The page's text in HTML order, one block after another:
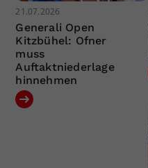
21.07.2026
Generali Open
Kitzbühel: Ofner
muss
Auftaktniederlage
hinnehmen